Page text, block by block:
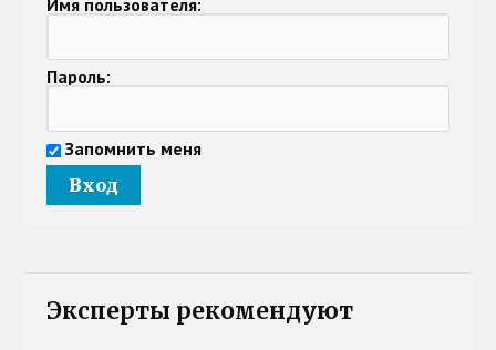
Пароль:
Запомнить меня
Эксперты рекомендуют